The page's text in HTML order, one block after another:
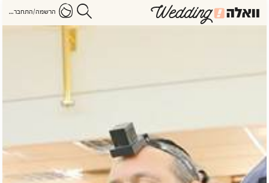
הרשמה/התחברות